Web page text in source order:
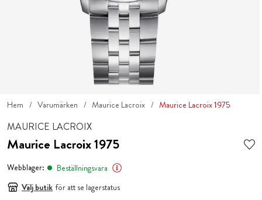
Hem Varumärken Maurice Lacroix Maurice Lacroix 1975
MAURICE LACROIX
Maurice Lacroix 1975
Webblager:
Beställningsvara
Välj butik för att se lagerstatus